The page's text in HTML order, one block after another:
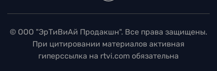
© ООО "ЭрТиВиАй Продакшн". Все права защищены.
При цитировании материалов активная
гиперссылка на rtvi.com обязательна